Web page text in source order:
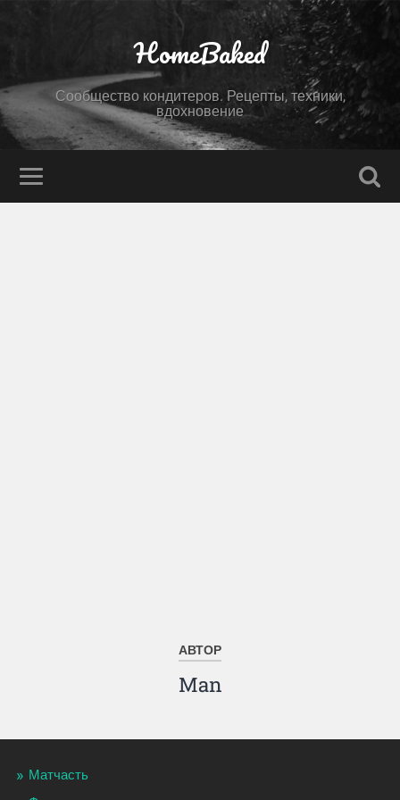
HomeBaked
Сообщество кондитеров. Рецепты, техники,
вдохновение
АВТОР
Man
Матчасть